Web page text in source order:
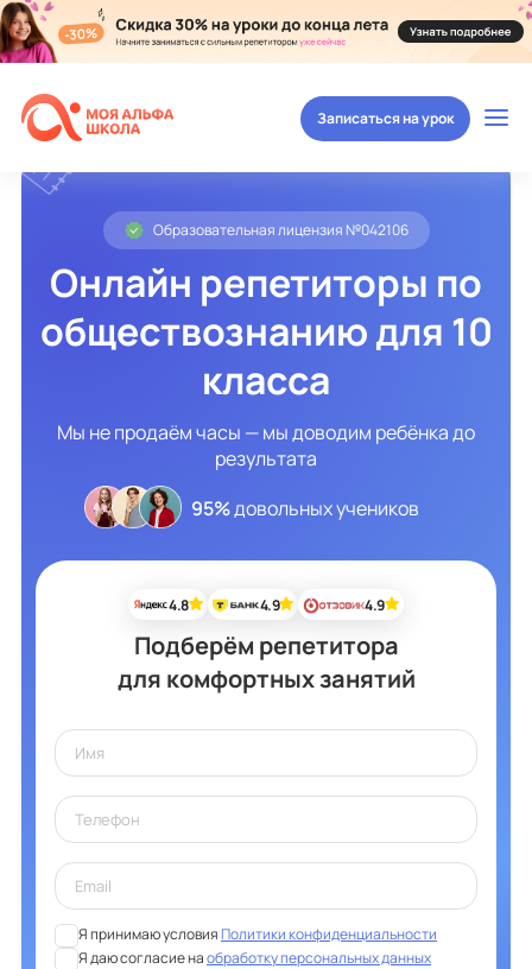
Записаться на урок
Образовательная лицензия №042106
Онлайн репетиторы по
обществознанию для 10
класса
Мы не продаём часы — мы доводим ребёнка до
результата
95%довольных учеников
4.8 4.9 4.9
Подберём репетитора
для комфортных занятий
Я принимаю условияПолитики конфиденциальности
Я даю согласие наобработку персональных данных